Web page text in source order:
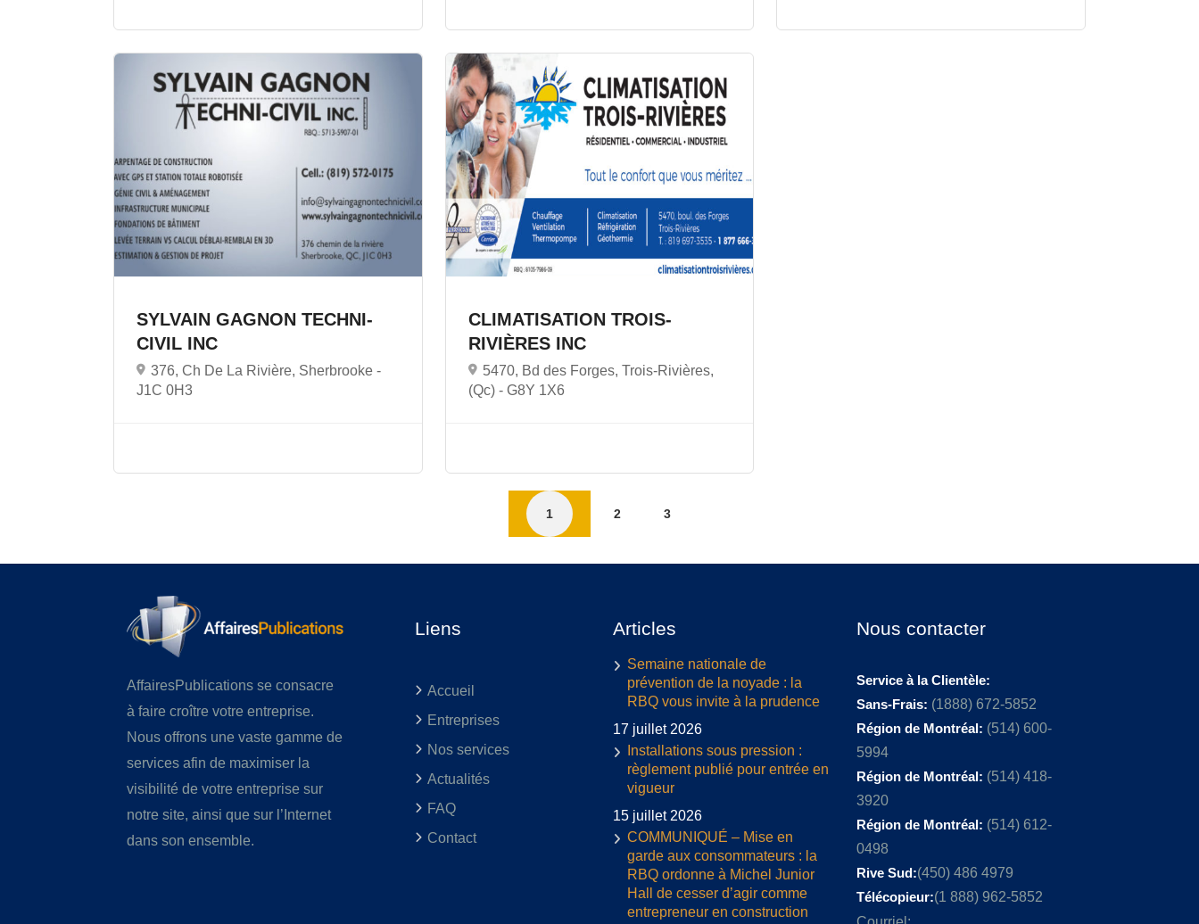
SYLVAIN GAGNON TECHNI-
CIVIL INC
376, Ch De La Rivière, Sherbrooke -
J1C 0H3
CLIMATISATION TROIS-
RIVIÈRES INC
5470, Bd des Forges, Trois-Rivières,
(Qc) - G8Y 1X6
1 2 3
AffairesPublications se consacre
à faire croître votre entreprise.
Nous offrons une vaste gamme de
services afin de maximiser la
visibilité de votre entreprise sur
notre site, ainsi que sur l’Internet
dans son ensemble.
Liens
Accueil
Entreprises
Nos services
Actualités
FAQ
Contact
Articles
Semaine nationale de
prévention de la noyade : la
RBQ vous invite à la prudence
17 juillet 2026
Installations sous pression :
règlement publié pour entrée en
vigueur
15 juillet 2026
COMMUNIQUÉ – Mise en
garde aux consommateurs : la
RBQ ordonne à Michel Junior
Hall de cesser d’agir comme
entrepreneur en construction
Nous contacter
Service à la Clientèle:
Sans-Frais: (1888) 672-5852
Région de Montréal: (514) 600-
5994
Région de Montréal: (514) 418-
3920
Région de Montréal: (514) 612-
0498
Rive Sud:(450) 486 4979
Télécopieur:(1 888) 962-5852